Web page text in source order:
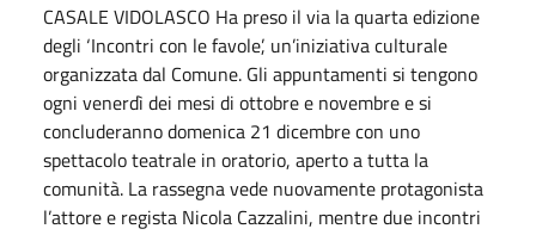
CASALE VIDOLASCO Ha preso il via la quarta edizione
degli ‘Incontri con le favole’, un’iniziativa culturale
organizzata dal Comune. Gli appuntamenti si tengono
ogni venerdì dei mesi di ottobre e novembre e si
concluderanno domenica 21 dicembre con uno
spettacolo teatrale in oratorio, aperto a tutta la
comunità. La rassegna vede nuovamente protagonista
l’attore e regista Nicola Cazzalini, mentre due incontri